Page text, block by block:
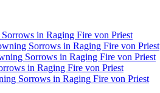
in Raging Fire von Priest
Sorrows in Raging Fire von Priest
Sorrows in Raging Fire von Priest
in Raging Fire von Priest
Sorrows in Raging Fire von Priest